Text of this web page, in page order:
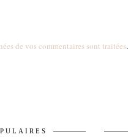
de vos commentaires sont traitées.